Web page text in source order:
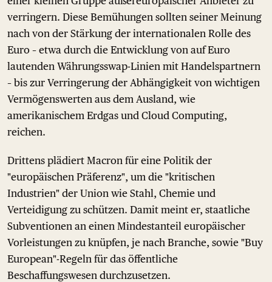
verringern. Diese Bemühungen sollten seiner Meinung
nach von der Stärkung der internationalen Rolle des
Euro – etwa durch die Entwicklung von auf Euro
lautenden Währungsswap-Linien mit Handelspartnern
– bis zur Verringerung der Abhängigkeit von wichtigen
Vermögenswerten aus dem Ausland, wie
amerikanischem Erdgas und Cloud Computing,
reichen.
Drittens plädiert Macron für eine Politik der
"europäischen Präferenz", um die "kritischen
Industrien" der Union wie Stahl, Chemie und
Verteidigung zu schützen. Damit meint er, staatliche
Subventionen an einen Mindestanteil europäischer
Vorleistungen zu knüpfen, je nach Branche, sowie "Buy
European"-Regeln für das öffentliche
Beschaffungswesen durchzusetzen.